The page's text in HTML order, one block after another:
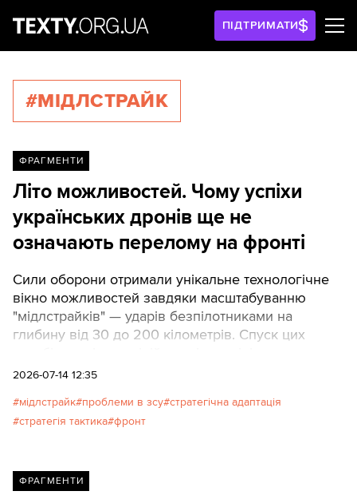
ПІДТРИМАТИ
#МІДЛСТРАЙК
ФРАГМЕНТИ
Літо можливостей. Чому успіхи
українських дронів ще не
означають перелому на фронті
Сили оборони отримали унікальне технологічне
вікно можливостей завдяки масштабуванню
"мідлстрайків" — ударів безпілотниками на
глибину від 30 до 200 кілометрів. Спуск цих
розпочати системне знищення російської
повільний цикл ухвалення рішень командуванням
та критична ситуація на лінії зіткнення, зокрема
2026-07-14 12:35
мідлстрайк проблеми в зсу стратегічна адаптація
стратегія тактика фронт
ФРАГМЕНТИ